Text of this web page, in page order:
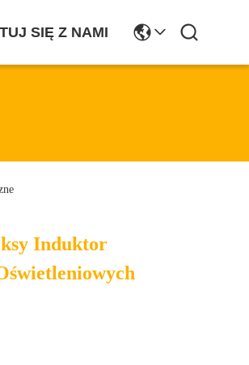
SIĘ Z NAMI
Induktor